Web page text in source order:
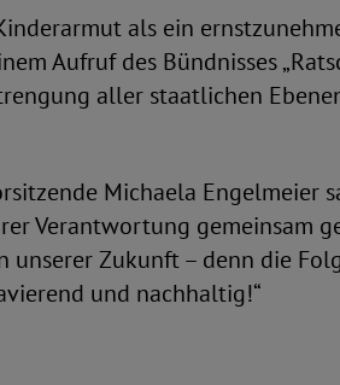
als ein
Aufruf des Bündnisses
aller staatlichen
Michaela Engelmeier
Verantwortung gemeinsam
unserer Zukunft – denn die
und nachhaltig!“